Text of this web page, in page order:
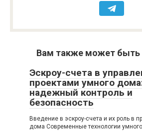
Вам также может быть
Эскроу-счета в
проектами умного
надежный контроль и
безопасность
Введение в эскроу-счета и их роль в
дома Современные технологии